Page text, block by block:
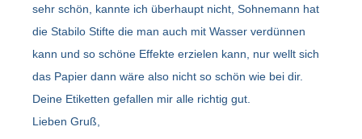
sehr schön, kannte ich überhaupt nicht, Sohnemann hat
die Stabilo Stifte die man auch mit Wasser verdünnen
kann und so schöne Effekte erzielen kann, nur wellt sich
das Papier dann wäre also nicht so schön wie bei dir.
Deine Etiketten gefallen mir alle richtig gut.
Lieben Gruß,